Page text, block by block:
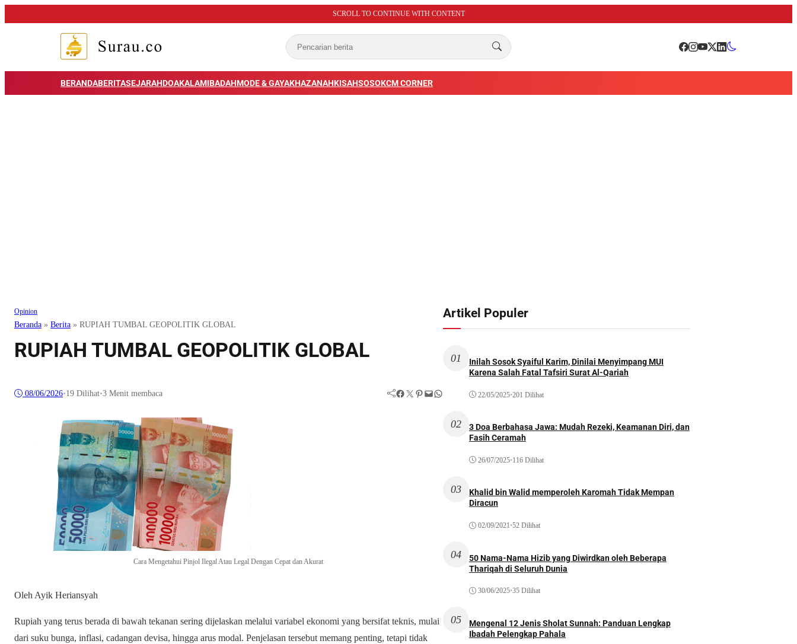
SCROLL TO CONTINUE WITH CONTENT
BERANDABERITASEJARAHDOAKALAMIBADAHMODE & GAYAKHAZANAHKISAHSOSOKCM CORNER
Opinion
Beranda » Berita » RUPIAH TUMBAL GEOPOLITIK GLOBAL
RUPIAH TUMBAL GEOPOLITIK GLOBAL
08/06/2026•19 Dilihat•3 Menit membaca Facebook Twitter Pinterest Mail WhatsApp
Cara Mengetahui Pinjol Ilegal Atau Legal Dengan Cepat dan Akurat
Oleh Ayik Heriansyah
Rupiah yang terus berada di bawah tekanan sering dijelaskan melalui variabel ekonomi yang bersifat teknis, mulai
dari suku bunga, inflasi, cadangan devisa, hingga arus modal. Penjelasan tersebut memang penting, tetapi tidak
Artikel Populer
01
Inilah Sosok Syaiful Karim, Dinilai Menyimpang MUI
Karena Salah Fatal Tafsiri Surat Al-Qariah
22/05/2025•201 Dilihat
02
3 Doa Berbahasa Jawa: Mudah Rezeki, Keamanan Diri, dan
Fasih Ceramah
26/07/2025•116 Dilihat
03
Khalid bin Walid memperoleh Karomah Tidak Mempan
Diracun
02/09/2021•52 Dilihat
04
50 Nama-Nama Hizib yang Diwirdkan oleh Beberapa
Thariqah di Seluruh Dunia
30/06/2025•35 Dilihat
05
Mengenal 12 Jenis Sholat Sunnah: Panduan Lengkap
Ibadah Pelengkap Pahala